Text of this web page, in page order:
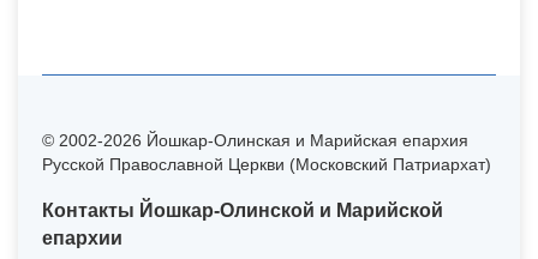
© 2002-2026 Йошкар-Олинская и Марийская епархия
Русской Православной Церкви (Московский Патриархат)
Контакты Йошкар-Олинской и Марийской
епархии